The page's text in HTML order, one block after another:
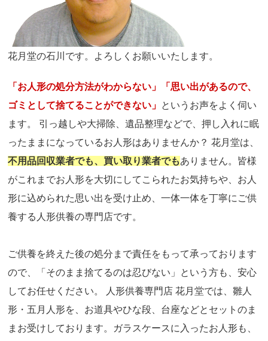
花月堂の石川です。よろしくお願いいたします。
「お人形の処分方法がわからない」「思い出があるので、
ゴミとして捨てることができない」 というお声をよく伺い
ます。 引っ越しや大掃除、遺品整理などで、押し入れに眠
ったままになっているお人形はありませんか？ 花月堂は、
不用品回収業者でも、買い取り業者でもありません。皆様
がこれまでお人形を大切にしてこられたお気持ちや、お人
形に込められた思い出を受け止め、一体一体を丁寧にご供
養する人形供養の専門店です。
ご供養を終えた後の処分まで責任をもって承っております
ので、「そのまま捨てるのは忍びない」という方も、安心
してお任せください。 人形供養専門店 花月堂では、雛人
形・五月人形を、お道具やひな段、台座などとセットのま
まお受けしております。ガラスケースに入ったお人形も、